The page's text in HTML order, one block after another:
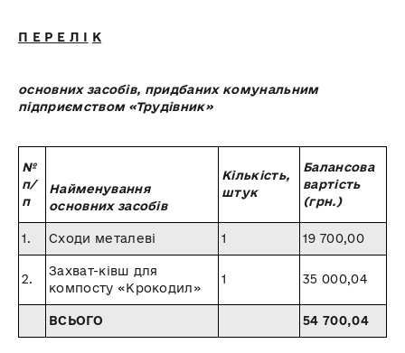
П Е Р Е Л І К
основних засобів, придбаних комунальним
підприємством «Трудівник»
№
п/
п
Найменування
основних засобів
Кількість,
штук
Балансова
вартість
(грн.)
1. Сходи металеві 1 19 700,00
2.
Захват-ківш для
компосту «Крокодил»
1 35 000,04
ВСЬОГО 54 700,04